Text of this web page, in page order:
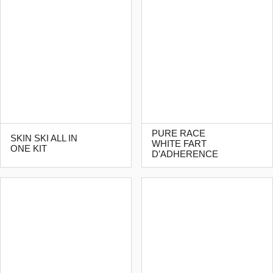
SKIN SKI ALL IN
ONE KIT
PURE RACE
WHITE FART
D’ADHERENCE